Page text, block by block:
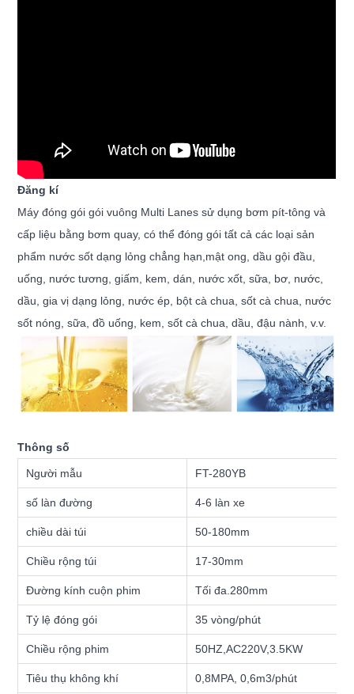
Đăng kí
Máy đóng gói gói vuông Multi Lanes sử dụng bơm pít-tông và
cấp liệu bằng bơm quay, có thể đóng gói tất cả các loại sản
phẩm nước sốt dạng lỏng chẳng hạn, mật ong, dầu gội đầu,
uống, nước tương, giấm, kem, dán, nước xốt, sữa, bơ, nước,
dầu, gia vị dạng lỏng, nước ép, bột cà chua, sốt cà chua, nước
sốt nóng,sữa, đồ uống, kem, sốt cà chua, dầu, đậu nành, v.v.
Thông số
Người mẫu FT-280YB
số làn đường 4-6 làn xe
chiều dài túi 50-180mm
Chiều rộng túi 17-30mm
Đường kính cuộn phim Tối đa.280mm
Tỷ lệ đóng gói 35 vòng/phút
Chiều rộng phim 50HZ,AC220V,3.5KW
Tiêu thụ không khí 0,8MPA, 0,6m3/phút